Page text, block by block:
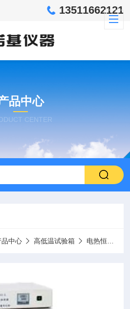
13511662121
品中心
CENTER
品中心 高低温试验箱 电热恒温培养箱